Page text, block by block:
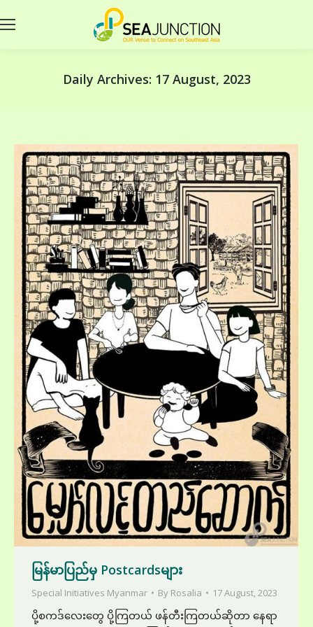
Daily Archives: 17 August, 2023
မြန်မာပြည်မှ Postcardsများ
Special Initiatives Myanmar By Rosalia 17 August, 2023
ပို့စကဒ်လေးတွေ ပို့ကြတယ် ဖန်တီးကြတယ်ဆိုတာ နေရာ